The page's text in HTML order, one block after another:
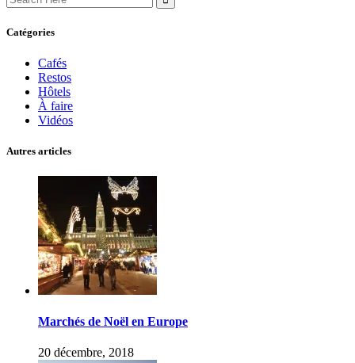
for:
Catégories
Cafés
Restos
Hôtels
À faire
Vidéos
Autres articles
Marchés de Noël en Europe
20 décembre, 2018